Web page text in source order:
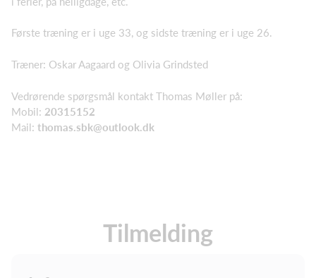
Første træning er i uge 33, og sidste træning er i uge 26.
Træner: Oskar Aagaard og Olivia Grindsted
Vedrørende spørgsmål kontakt Thomas Møller på:
Mobil: 20315152
Mail: thomas.sbk@outlook.dk
Tilmelding